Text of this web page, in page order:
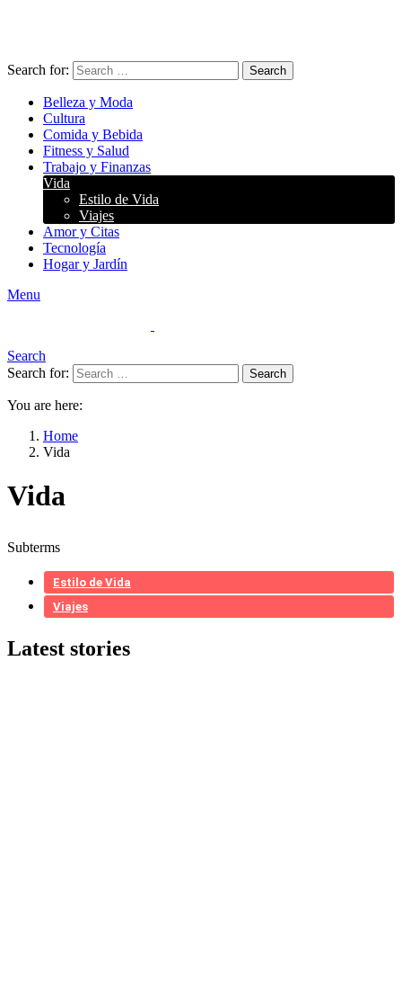
Search for: Search
Belleza y Moda
Cultura
Comida y Bebida
Fitness y Salud
Trabajo y Finanzas
Vida
Estilo de Vida
Viajes
Amor y Citas
Tecnología
Hogar y Jardín
Menu
Search
Search for:
Search
You are here:
Home
Vida
Vida
Subterms
Estilo de Vida
Viajes
Latest stories